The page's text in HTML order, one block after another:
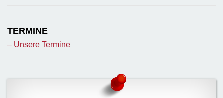
TERMINE
– Unsere Termine